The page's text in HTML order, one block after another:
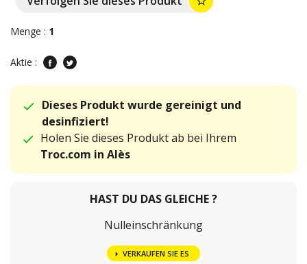
Menge : 1
Aktie :
Dieses Produkt wurde gereinigt und
desinfiziert!
Holen Sie dieses Produkt ab bei Ihrem
Troc.com in Alès
HAST DU DAS GLEICHE ?
Nulleinschränkung
VERKAUFEN SIE ES